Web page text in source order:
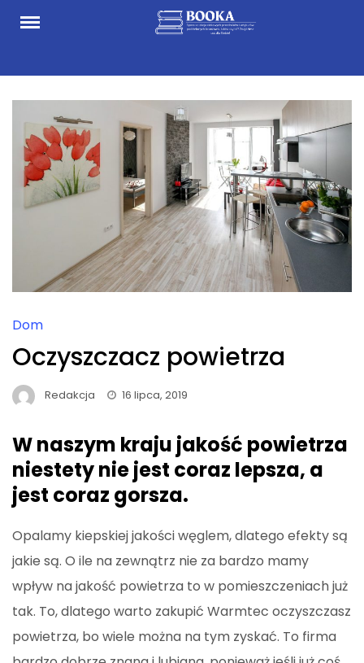
Skip
Dom
Oczyszczacz powietrza
Redakcja 16 lipca, 2019
W naszym kraju jakość powietrza
niestety nie jest coraz lepsza, a
jest coraz gorsza.
Opalamy kiepskiej jakości węglem, dlatego efekty są
jakie są. O ile na zewnątrz nie za bardzo mamy
wpływ na jakość powietrza to w pomieszczeniach już
tak. To, dlatego warto zakupić Warmtec oczyszczasz
powietrza, bo wiele można na tym zyskać. To firma